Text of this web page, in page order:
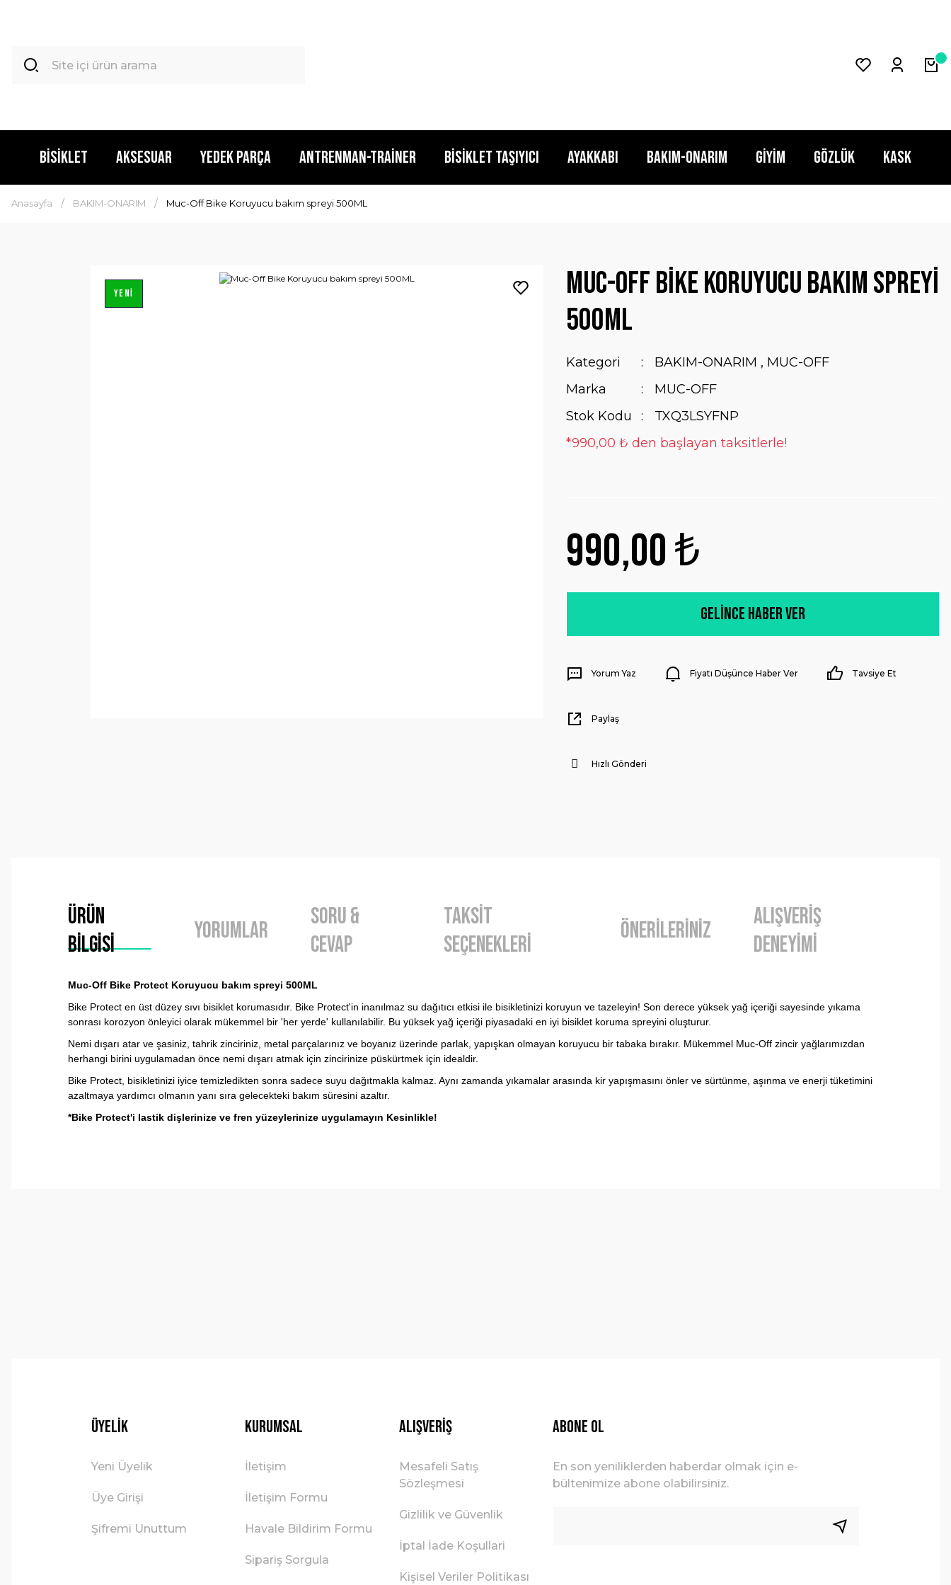
BİSİKLET AKSESUAR YEDEK PARÇA ANTRENMAN-TRAİNER BİSİKLET TAŞIYICI AYAKKABI BAKIM-ONARIM GİYİM GÖZLÜK KASK
Anasayfa BAKIM-ONARIM Muc-Off Bike Koruyucu bakım spreyi 500ML
YENİ
Muc-Off Bike Koruyucu bakım spreyi
500ML
Kategori BAKIM-ONARIM , MUC-OFF
Marka
MUC-OFF
Stok Kodu
TXQ3LSYFNP
*990,00 ₺ den başlayan taksitlerle!
990,00 ₺
Gelince Haber Ver
Yorum Yaz Fiyatı Düşünce Haber Ver Tavsiye Et
Paylaş
Hızlı Gönderi
Ürün
Bilgisi
Yorumlar
Soru &
Cevap
Taksit
Seçenekleri
Önerileriniz
Alışveriş
Deneyimi
Muc-Off Bike Protect Koruyucu bakım spreyi 500ML
Bike Protect en üst düzey sıvı bisiklet korumasıdır. Bike Protect'in inanılmaz su dağıtıcı etkisi ile bisikletinizi koruyun ve tazeleyin! Son derece yüksek yağ içeriği sayesinde yıkama
sonrası korozyon önleyici olarak mükemmel bir 'her yerde' kullanılabilir. Bu yüksek yağ içeriği piyasadaki en iyi bisiklet koruma spreyini oluşturur.
Nemi dışarı atar ve şasiniz, tahrik zinciriniz, metal parçalarınız ve boyanız üzerinde parlak, yapışkan olmayan koruyucu bir tabaka bırakır. Mükemmel Muc-Off zincir yağlarımızdan
herhangi birini uygulamadan önce nemi dışarı atmak için zincirinize püskürtmek için idealdir.
Bike Protect, bisikletinizi iyice temizledikten sonra sadece suyu dağıtmakla kalmaz. Aynı zamanda yıkamalar arasında kir yapışmasını önler ve sürtünme, aşınma ve enerji tüketimini
azaltmaya yardımcı olmanın yanı sıra gelecekteki bakım süresini azaltır.
*Bike Protect'i lastik dişlerinize ve fren yüzeylerinize uygulamayın Kesinlikle!
Üyelik
Yeni Üyelik
Üye Girişi
Şifremi Unuttum
Kurumsal
İletişim
İletişim Formu
Havale Bildirim Formu
Sipariş Sorgula
Alışveriş
Mesafeli Satış
Sözleşmesi
Gizlilik ve Güvenlik
İptal İade Koşullari
Kişisel Veriler Politikası
ABONE OL
En son yeniliklerden haberdar olmak için e-
bültenimize abone olabilirsiniz.